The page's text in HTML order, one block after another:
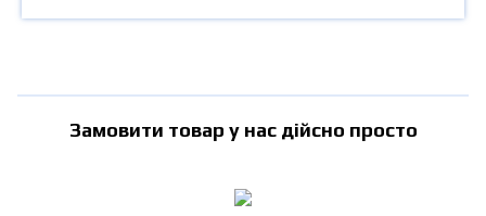
Замовити товар у нас дійсно просто